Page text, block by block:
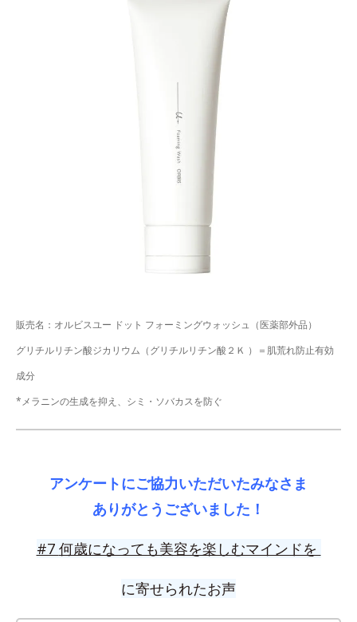
販売名：オルビスユー ドット フォーミングウォッシュ（医薬部外品）
グリチルリチン酸ジカリウム（グリチルリチン酸２Ｋ ）＝肌荒れ防止有効
成分
*メラニンの生成を抑え、シミ・ソバカスを防ぐ
アンケートにご協力いただいたみなさま
ありがとうございました！
#7 何歳になっても美容を楽しむマインドを
に寄せられたお声